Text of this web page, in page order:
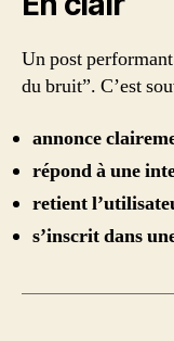
Un post
du bruit”. C’est
annonce
répond à une
retient
s’inscrit dans